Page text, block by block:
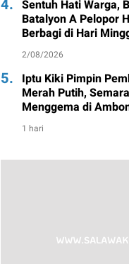
4. Sentuh Hati Warga,
Batalyon A Pelopor
Berbagi di Hari
2/08/2026
5. Iptu Kiki Pimpin
Merah Putih,
Menggema di
1 hari